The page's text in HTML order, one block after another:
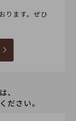
ります。ぜひ
、
ださい。